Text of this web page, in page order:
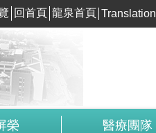
回首頁 龍泉首頁 Translation
榮 醫療團隊